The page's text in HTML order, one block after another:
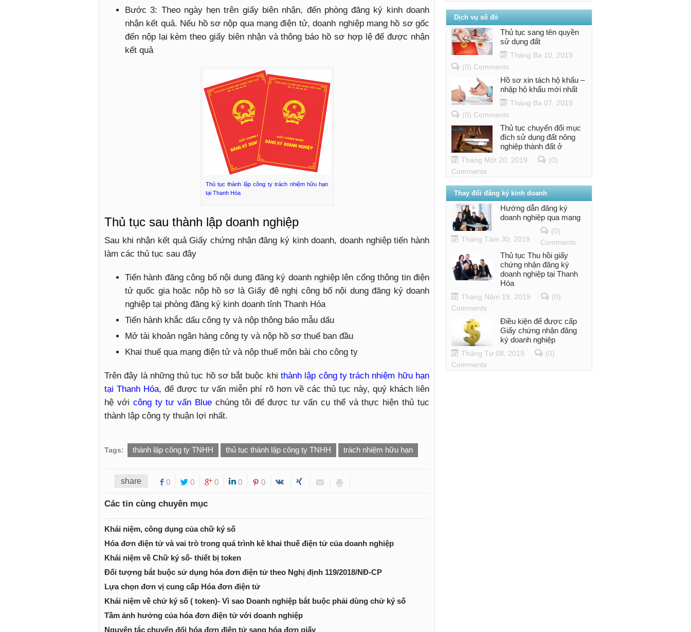
Bước 3: Theo ngày hẹn trên giấy biên nhận, đến phòng đăng ký kinh doanh
nhận kết quả. Nếu hồ sơ nộp qua mạng điện tử, doanh nghiệp mang hồ sơ gốc
đến nộp lại kèm theo giấy biên nhận và thông báo hồ sơ hợp lệ để được nhận
kết quả
Thủ tục thành lập công ty trách nhiệm hữu hạn
tại Thanh Hóa
Thủ tục sau thành lập doanh nghiệp
Sau khi nhận kết quả Giấy chứng nhận đăng ký kinh doanh, doanh nghiệp tiến hành
làm các thủ tục sau đây
Tiến hành đăng công bố nội dung đăng ký doanh nghiệp lên cổng thông tin điện
tử quốc gia hoặc nộp hồ sơ là Giấy đê nghị công bố nội dung đăng ký doanh
nghiệp tại phòng đăng ký kinh doanh tỉnh Thanh Hóa
Tiến hành khắc dấu công ty và nộp thông báo mẫu dấu
Mở tài khoản ngân hàng công ty và nộp hồ sơ thuế ban đầu
Khai thuế qua mạng điện tử và nộp thuế môn bài cho công ty
Trên đây là những thủ tục hồ sơ bắt buộc khithành lập công ty trách nhiệm hữu hạn
tại Thanh Hóa, để được tư vấn miễn phí rõ hơn về các thủ tục này, quý khách liên
hệ với công ty tư vấn Blue chúng tôi để được tư vấn cụ thể và thực hiện thủ tục
thành lập công ty thuận lợi nhất.
Tags: thành lập công ty TNHH thủ tục thành lập công ty TNHH trách nhiệm hữu hạn
share 0 0 0 0 0
Các tin cùng chuyên mục
Khái niệm, công dụng của chữ ký số
Hóa đơn điện tử và vai trò trong quá trình kê khai thuế điện tử của doanh nghiệp
Khái niệm về Chữ ký số- thiết bị token
Đối tượng bắt buộc sử dụng hóa đơn điện tử theo Nghị định 119/2018/NĐ-CP
Lựa chọn đơn vị cung cấp Hóa đơn điện tử
Khái niệm về chử ký số ( token)- Vì sao Doanh nghiệp bắt buộc phải dùng chử ký số
Tầm ảnh hưởng của hóa đơn điện tử với doanh nghiệp
Nguyên tắc chuyển đổi hóa đơn điện tử sang hóa đơn giấy
Dịch vụ sổ đỏ
Thủ tục sang tên quyền
sử dụng đất
Tháng Ba 10, 2019
(0) Comments
Hồ sơ xin tách hộ khẩu –
nhập hộ khẩu mới nhất
Tháng Ba 07, 2019
(0) Comments
Thủ tục chuyển đổi mục
đích sử dụng đất nông
nghiệp thành đất ở
Tháng Một 20, 2019
(0)
Comments
Thay đổi đăng ký kinh doanh
Hướng dẫn đăng ký
doanh nghiệp qua mạng
Tháng Tám 30, 2019
(0)
Comments
Thủ tục Thu hồi giấy
chứng nhận đăng ký
doanh nghiệp tại Thanh
Hóa
Tháng Năm 19, 2019
(0)
Comments
Điều kiện để được cấp
Giấy chứng nhận đăng
ký doanh nghiệp
Tháng Tư 08, 2019
(0)
Comments